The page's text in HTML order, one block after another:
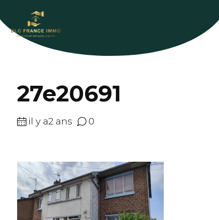
27e20691
il y a2 ans 0